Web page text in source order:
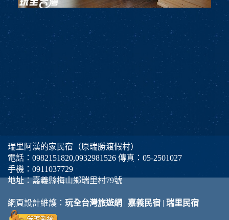
瑞里阿漢的家民宿（原瑞勝渡假村）
電話： 0982151820,0932981526 傳真：05-2501027
手機： 0911037729
地址：嘉義縣梅山鄉瑞里村79號
網頁設計維護： 玩全台灣旅遊網 | 嘉義民宿 | 瑞里民宿